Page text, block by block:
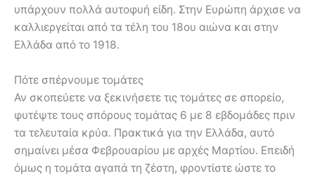
υπάρχουν πολλά αυτοφυή είδη. Στην Ευρώπη άρχισε να
καλλιεργείται από τα τέλη του 18ου αιώνα και στην
Ελλάδα από το 1918.
Πότε σπέρνουμε τομάτες
Αν σκοπεύετε να ξεκινήσετε τις τομάτες σε σπορείο,
φυτέψτε τους σπόρους τομάτας 6 με 8 εβδομάδες πριν
τα τελευταία κρύα. Πρακτικά για την Ελλάδα, αυτό
σημαίνει μέσα Φεβρουαρίου με αρχές Μαρτίου. Επειδή
όμως η τομάτα αγαπά τη ζέστη, φροντίστε ώστε το